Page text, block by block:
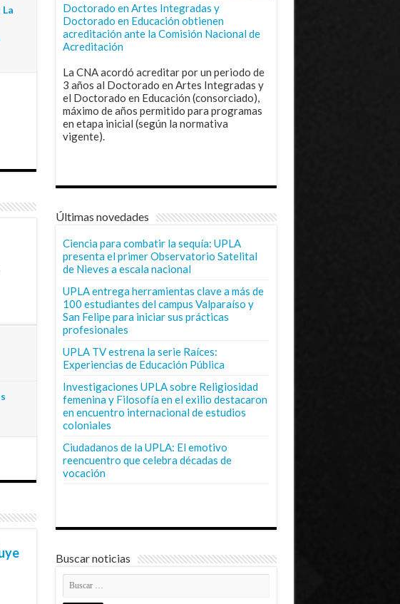
Doctorado en Artes Integradas y
Doctorado en Educación obtienen
acreditación ante la Comisión Nacional de
Acreditación
La CNA acordó acreditar por un periodo de
3 años al Doctorado en Artes Integradas y
el Doctorado en Educación (consorciado),
máximo de años permitido para programas
en etapa inicial (según la normativa
vigente).
Últimas novedades
Ciencia para combatir la sequía: UPLA
presenta el primer Observatorio Satelital
de Nieves a escala nacional
UPLA entrega herramientas clave a más de
100 estudiantes del campus Valparaíso y
San Felipe para iniciar sus prácticas
profesionales
UPLA TV estrena la serie Raíces:
Experiencias de Educación Pública
Investigaciones UPLA sobre Religiosidad
femenina y Filosofía en el exilio destacaron
en encuentro internacional de estudios
coloniales
Ciudadanos de la UPLA: El emotivo
reencuentro que celebra décadas de
vocación
Buscar noticias